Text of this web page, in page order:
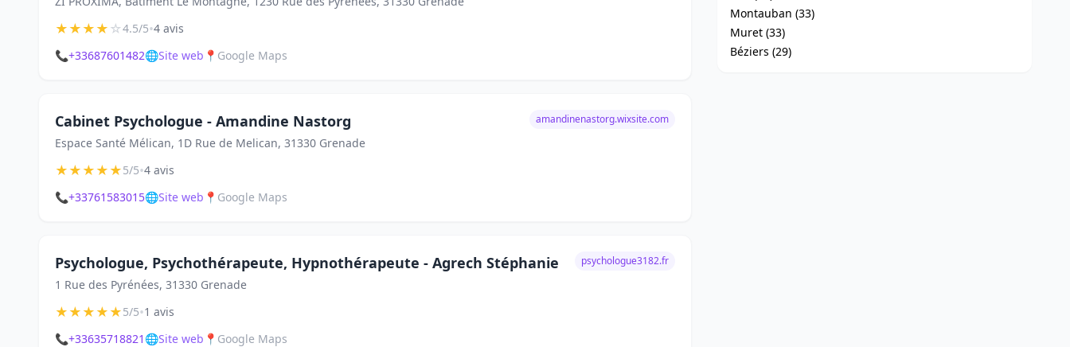
★★★★☆4.5/5•4 avis
📞+33687601482🌐Site web 📍 Google Maps
Cabinet Psychologue - Amandine Nastorg
Espace Santé Mélican, 1D Rue de Melican, 31330 Grenade
amandinenastorg.wixsite.com
★★★★★5/5•4 avis
📞+33761583015🌐Site web 📍 Google Maps
Psychologue, Psychothérapeute, Hypnothérapeute - Agrech Stéphanie
1 Rue des Pyrénées, 31330 Grenade
psychologue3182.fr
★★★★★5/5•1 avis
📞+33635718821 🌐Site web 📍 Google Maps
Montauban (33)
Muret (33)
Béziers (29)